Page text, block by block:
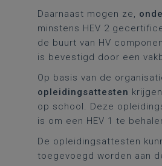
Daarnaast mogen ze,
minstens HEV 2
de buurt van HV
is bevestigd door een
Op basis van de
opleidingsattesten
op school. Deze
is om een HEV 1 te
De opleidingsattesten
toegevoegd worden aan